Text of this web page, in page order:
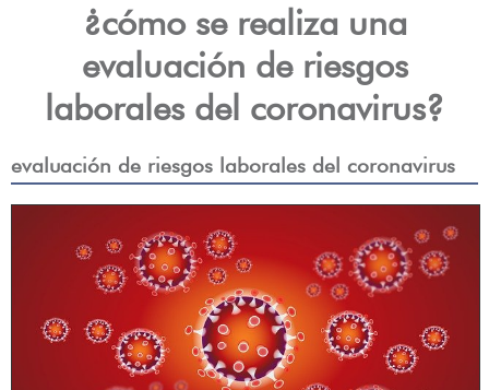
¿cómo se realiza una
evaluación de riesgos
laborales del coronavirus?
evaluación de riesgos laborales del coronavirus